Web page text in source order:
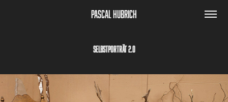
Pascal Hubrich
Selbstporträt 2.0